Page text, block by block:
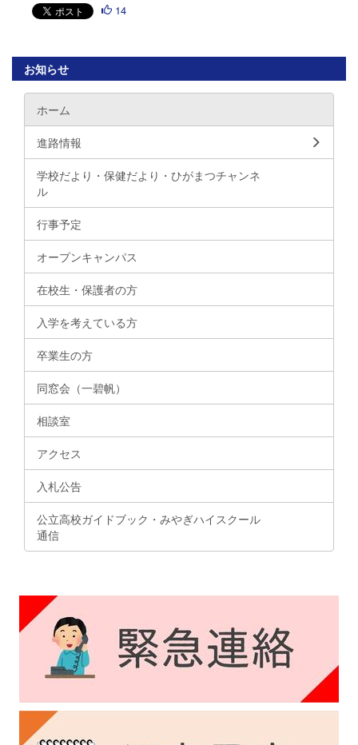
14
お知らせ
ホーム
進路情報
学校だより・保健だより・ひがまつチャンネ
ル
行事予定
オープンキャンパス
在校生・保護者の方
入学を考えている方
卒業生の方
同窓会（一碧帆）
相談室
アクセス
入札公告
公立高校ガイドブック・みやぎハイスクール
通信